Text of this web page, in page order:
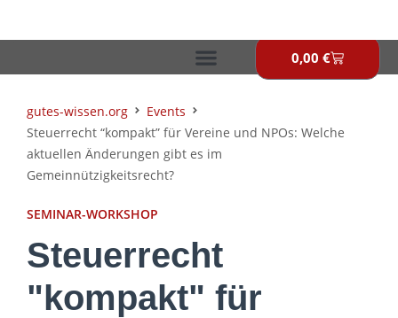
0,00 €
gutes-wissen.org
Events
Steuerrecht “kompakt” für Vereine und NPOs: Welche
aktuellen Änderungen gibt es im
Gemeinnützigkeitsrecht?
SEMINAR-WORKSHOP
Steuerrecht
"kompakt" für